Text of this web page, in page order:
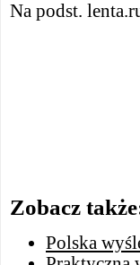
Na podst.
Zobacz
Polska